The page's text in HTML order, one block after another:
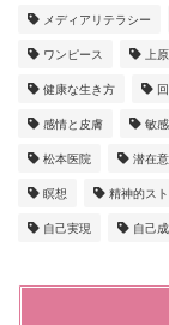
メディアリテラシー
ワンピース 上
健康な生き方
感情と皮膚 敏
松本医院 潜在
瞑想 精神的ス
自己実現 自己